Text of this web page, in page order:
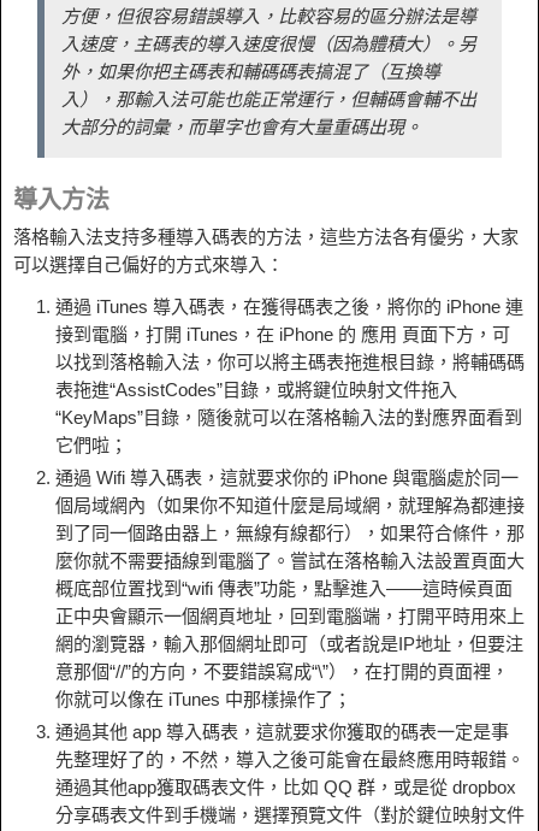
方便，但很容易錯誤導入，比較容易的區分辦法是導
入速度，主碼表的導入速度很慢（因為體積大）。另
外，如果你把主碼表和輔碼碼表搞混了（互換導
入），那輸入法可能也能正常運行，但輔碼會輔不出
大部分的詞彙，而單字也會有大量重碼出現。
導入方法
落格輸入法支持多種導入碼表的方法，這些方法各有優劣，大家
可以選擇自己偏好的方式來導入：
通過 iTunes 導入碼表，在獲得碼表之後，將你的 iPhone 連
接到電腦，打開 iTunes，在 iPhone 的 應用 頁面下方，可
以找到落格輸入法，你可以將主碼表拖進根目錄，將輔碼碼
表拖進“AssistCodes”目錄，或將鍵位映射文件拖入
“KeyMaps”目錄，隨後就可以在落格輸入法的對應界面看到
它們啦；
通過 Wifi 導入碼表，這就要求你的 iPhone 與電腦處於同一
個局域網內（如果你不知道什麼是局域網，就理解為都連接
到了同一個路由器上，無線有線都行），如果符合條件，那
麼你就不需要插線到電腦了。嘗試在落格輸入法設置頁面大
概底部位置找到“wifi 傳表”功能，點擊進入——這時候頁面
正中央會顯示一個網頁地址，回到電腦端，打開平時用來上
網的瀏覽器，輸入那個網址即可（或者說是IP地址，但要注
意那個“//”的方向，不要錯誤寫成“\”），在打開的頁面裡，
你就可以像在 iTunes 中那樣操作了；
通過其他 app 導入碼表，這就要求你獲取的碼表一定是事
先整理好了的，不然，導入之後可能會在最終應用時報錯。
通過其他app獲取碼表文件，比如 QQ 群，或是從 dropbox
分享碼表文件到手機端，選擇預覽文件（對於鍵位映射文件